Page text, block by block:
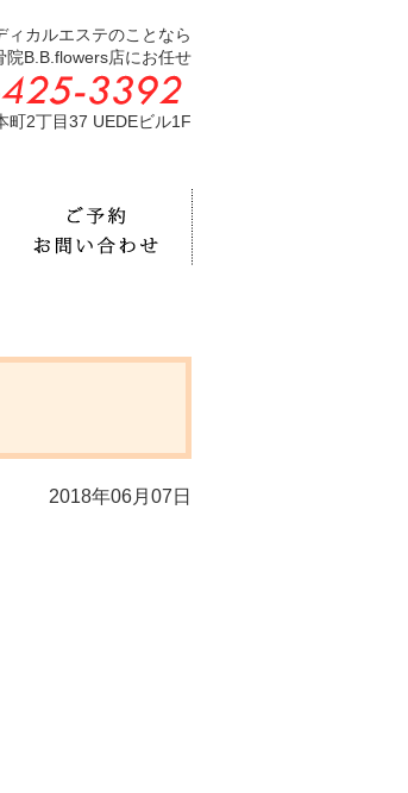
カルエステのことなら
院B.B.flowers店にお任せ
町2丁目37 UEDEビル1F
2018年06月07日